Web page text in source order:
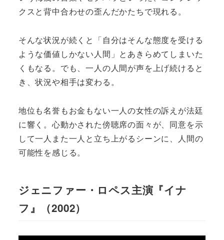
クスと背中合わせの歪んだかたちで現れる。
そんな状況が続くと「自分はそんな態度を受ける
ような価値しかない人間」とあきらめてしまいた
くもなる。でも、一人の人間が声を上げ続けると
き、状況や相手は変わる。
地位も名誉もお金もない一人の女性の訴えが法廷
に響く。心動かされた傍聴席の面々が、同意を示
して一人また一人と立ち上がるシーンに、人間の
可能性を感じる。
ジェニファー・ロペス主演『イナ
フ』（2002）